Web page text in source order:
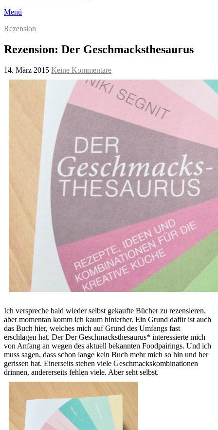
Menü
Rezension
Rezension: Der Geschmacksthesaurus
14. März 2015 Keine Kommentare
Ich verspreche bald wieder selbst gekaufte Bücher zu rezensieren,
aber momentan komm ich kaum hinterher. Ein Grund dafür ist auch
das Buch hier, welches mich auf Grund des Umfangs fast
erschlagen hat. Der Der Geschmacksthesaurus* interessierte mich
von Anfang an wegen des aktuell bekannten Foodpairings. Und ich
muss sagen, dass schon lange kein Buch mehr mich so hin und her
gerissen hat. Einerseits stehen viele Geschmackskombinationen
drinnen, andererseits fehlen viele. Aber seht selbst.